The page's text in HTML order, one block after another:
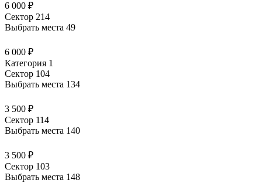
6 000 ₽
Сектор 214
Выбрать места 49
6 000 ₽
Категория 1
Сектор 104
Выбрать места 134
3 500 ₽
Сектор 114
Выбрать места 140
3 500 ₽
Сектор 103
Выбрать места 148